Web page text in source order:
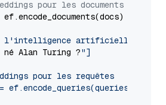
pour les documents
ef.encode_documents(docs)
l'intelligence artificielle a-t-
né Alan Turing ?"]
pour les requêtes
ef.encode_queries(queries)